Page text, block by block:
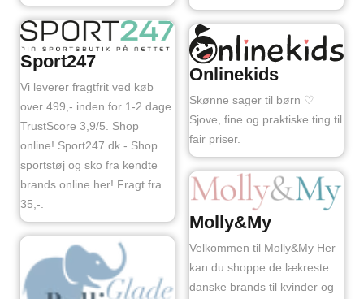
Sport247
Vi leverer fragtfrit ved køb
over 499,- inden for 1-2 dage.
TrustScore 3,9/5. Shop
online! Sport247.dk - Shop
sportstøj og sko fra kendte
brands online her! Fragt fra
35,-.
Onlinekids
Skønne sager til børn ♡
Sjove, fine og praktiske ting til
fair priser.
Molly&My
Velkommen til Molly&My Her
kan du shoppe de lækreste
danske brands til kvinder og